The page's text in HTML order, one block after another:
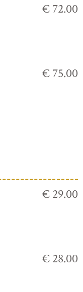
€ 72.00
€ 75.00
€ 29.00
€ 28.00